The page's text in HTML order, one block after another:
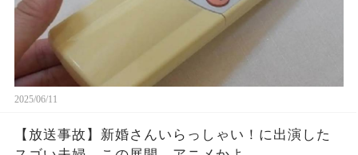
2025/06/11
【放送事故】新婚さんいらっしゃい！に出演した